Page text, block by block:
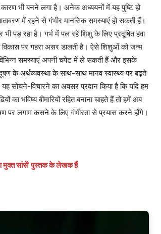
भी बनने लगा है। अनेक अध्ययनों में यह पुष्टि हो
में रहने से गंभीर मानसिक समस्याएं हो सकती हैं।
पड़ रहा है। गर्भ में पल रहे शिशु के लिए प्रदूषित हवा
पर गहरा असर डालती है। ऐसे शिशुओं को जन्म
विभिन्न समस्याएं अपनी चपेट में ले सकती हैं और इसके
के अर्थव्यवस्था के साथ-साथ मानव स्वास्थ्य पर बढ़ते
यह सोचने-विचारने का अवसर प्रदान किया है कि यदि हम
भविष्य बीमारियों रहित बनाना चाहते हैं तो हमें अब
पर लगाम कसने के लिए गंभीरता से प्रयास करने होंगे।
मुक्त सांसें’ पुस्तक के लेखक हैं